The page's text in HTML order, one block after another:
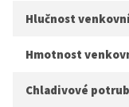
Hlučnost
Hmotnost
Chladivové